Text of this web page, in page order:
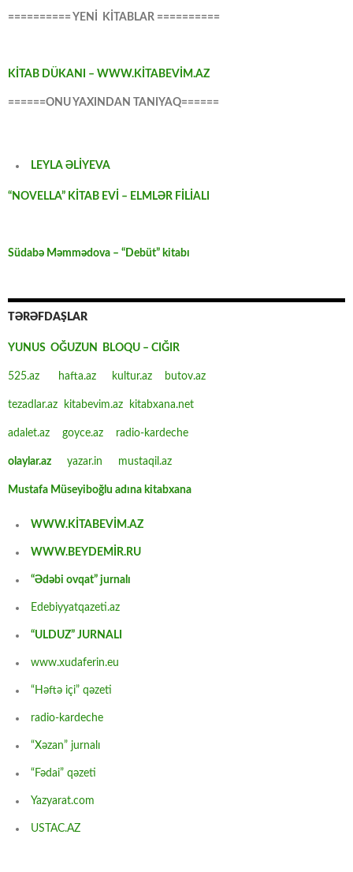
========== YENİ KİTABLAR ==========
KİTAB DÜKANI – WWW.KİTABEVİM.AZ
======ONU YAXINDAN TANIYAQ======
LEYLA ƏLİYEVA
“NOVELLA” KİTAB EVİ – ELMLƏR FİLİALI
Südabə Məmmədova – “Debüt” kitabı
TƏRƏFDAŞLAR
YUNUS OĞUZUN BLOQU – CIĞIR
525.az hafta.az kultur.az butov.az
tezadlar.az kitabevim.az kitabxana.net
adalet.az goyce.az radio-kardeche
olaylar.az yazar.in mustaqil.az
Mustafa Müseyiboğlu adına kitabxana
WWW.KİTABEVİM.AZ
WWW.BEYDEMİR.RU
“Ədəbi ovqat” jurnalı
Edebiyyatqazeti.az
“ULDUZ” JURNALI
www.xudaferin.eu
“Həftə içi” qəzeti
radio-kardeche
“Xəzan” jurnalı
“Fədai” qəzeti
Yazyarat.com
USTAC.AZ